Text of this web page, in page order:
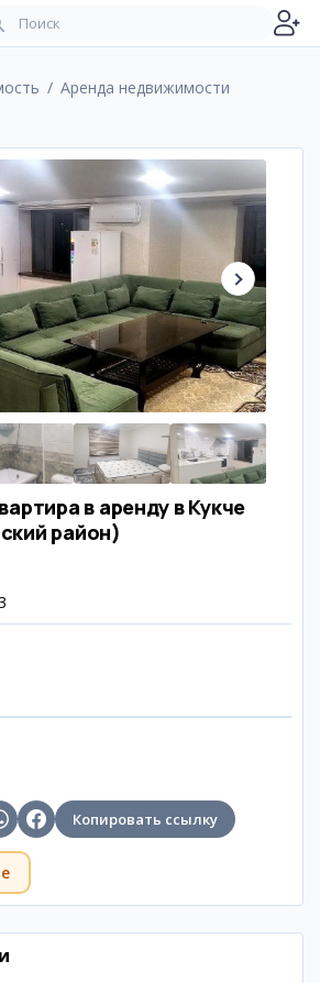
Аренда недвижимости
в аренду в Кукче
район)
Копировать ссылку